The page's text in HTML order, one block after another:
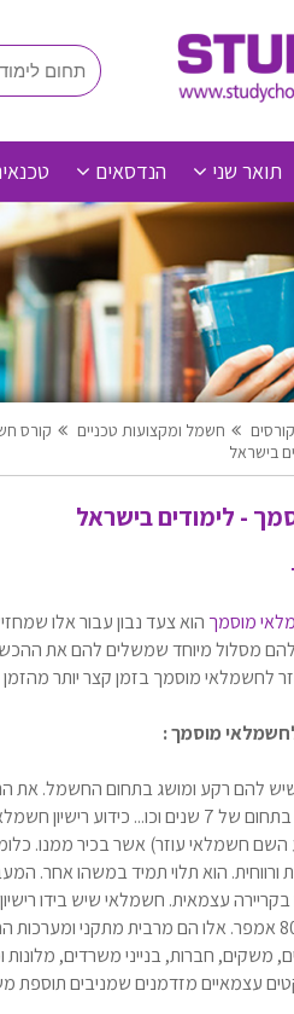
תואר שני הנדסאים
קורסים חשמל ומקצועות טכניים
קורס
בישראל
- לימודים בישראל
מוסמך הוא צעד נבון עבור אלו
להם מסלול מיוחד שמשלים להם את
מוסמך בזמן קצר יותר
מוסמך :
להם רקע ומושג בתחום החשמל. את
מגמת חשמל בזמן התיכון, הוכחת ניסיון בתחום
השם חשמלאי עוזר) אשר בכיר ממנו.
הוא תלוי תמיד במשהו אחר.
בקריירה עצמאית. חשמלאי שיש בידו
במתח נמוך תלת פאזיים בזרם של עד 80 אמפר. אלו הם
משקים, חברות, בנייני משרדים,
עצמאיים מזדמנים שמניבים תוספת